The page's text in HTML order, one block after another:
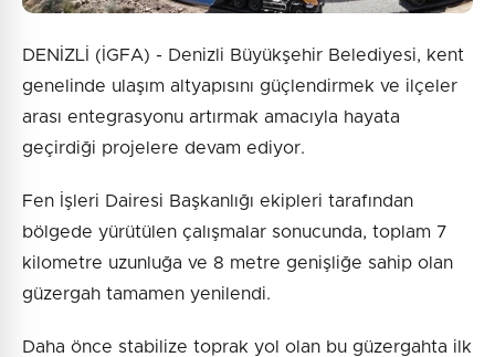
DENİZLİ (İGFA) - Denizli Büyükşehir Belediyesi, kent
genelinde ulaşım altyapısını güçlendirmek ve ilçeler
arası entegrasyonu artırmak amacıyla hayata
geçirdiği projelere devam ediyor.
Fen İşleri Dairesi Başkanlığı ekipleri tarafından
bölgede yürütülen çalışmalar sonucunda, toplam 7
kilometre uzunluğa ve 8 metre genişliğe sahip olan
güzergah tamamen yenilendi.
Daha önce stabilize toprak yol olan bu güzergahta ilk